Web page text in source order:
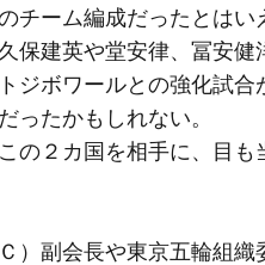
チーム編成だったとは
保建英や堂安律、冨安
ジボワールとの強化試
ったかもしれない。
の２カ国を相手に、目
）副会長や東京五輪組